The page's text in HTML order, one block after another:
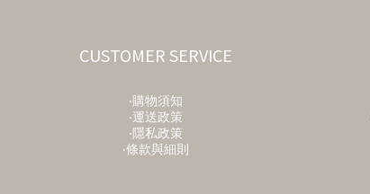
CUSTOMER SERVICE
‧購物須知
‧運送政策
‧隱私政策
‧條款與細則